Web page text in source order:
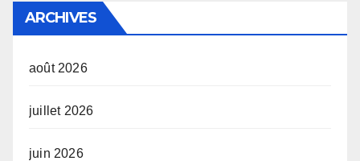
ARCHIVES
août 2026
juillet 2026
juin 2026